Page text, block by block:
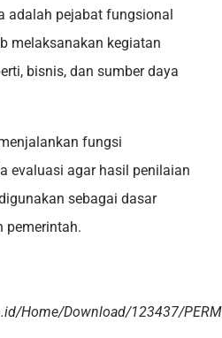
adalah pejabat fungsional
melaksanakan kegiatan
bisnis, dan sumber daya
fungsi
evaluasi agar hasil penilaian
sebagai dasar
pemerintah.
Home/Download/123437/